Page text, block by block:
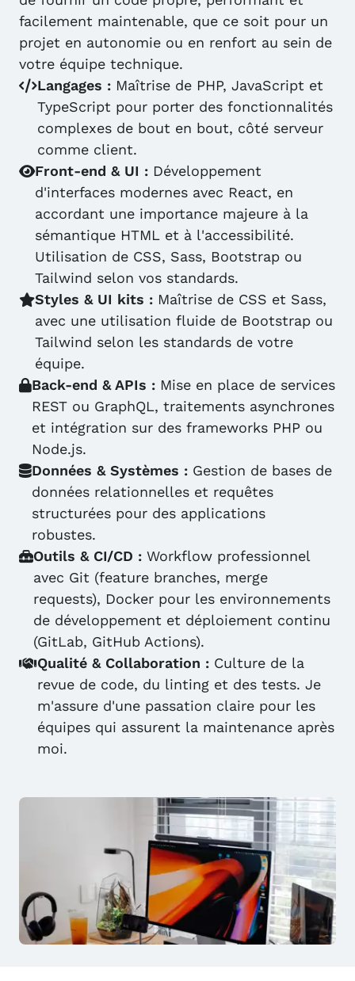
facilement maintenable, que ce soit pour un
projet en autonomie ou en renfort au sein de
votre équipe technique.
Langages : Maîtrise de PHP, JavaScript et
TypeScript pour porter des fonctionnalités
complexes de bout en bout, côté serveur
comme client.
Front-end & UI : Développement
d'interfaces modernes avec React, en
accordant une importance majeure à la
sémantique HTML et à l'accessibilité.
Utilisation de CSS, Sass, Bootstrap ou
Tailwind selon vos standards.
Styles & UI kits : Maîtrise de CSS et Sass,
avec une utilisation fluide de Bootstrap ou
Tailwind selon les standards de votre
équipe.
Back-end & APIs : Mise en place de services
REST ou GraphQL, traitements asynchrones
et intégration sur des frameworks PHP ou
Node.js.
Données & Systèmes : Gestion de bases de
données relationnelles et requêtes
structurées pour des applications
robustes.
Outils & CI/CD : Workflow professionnel
avec Git (feature branches, merge
requests), Docker pour les environnements
de développement et déploiement continu
(GitLab, GitHub Actions).
Qualité & Collaboration : Culture de la
revue de code, du linting et des tests. Je
m'assure d'une passation claire pour les
équipes qui assurent la maintenance après
moi.